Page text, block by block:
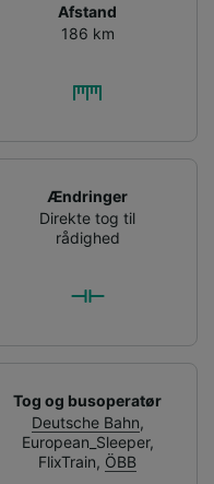
Afstand
186 km
Ændringer
Direkte tog til
rådighed
Tog og busoperatør
Deutsche Bahn,
European_Sleeper,
FlixTrain, ÖBB